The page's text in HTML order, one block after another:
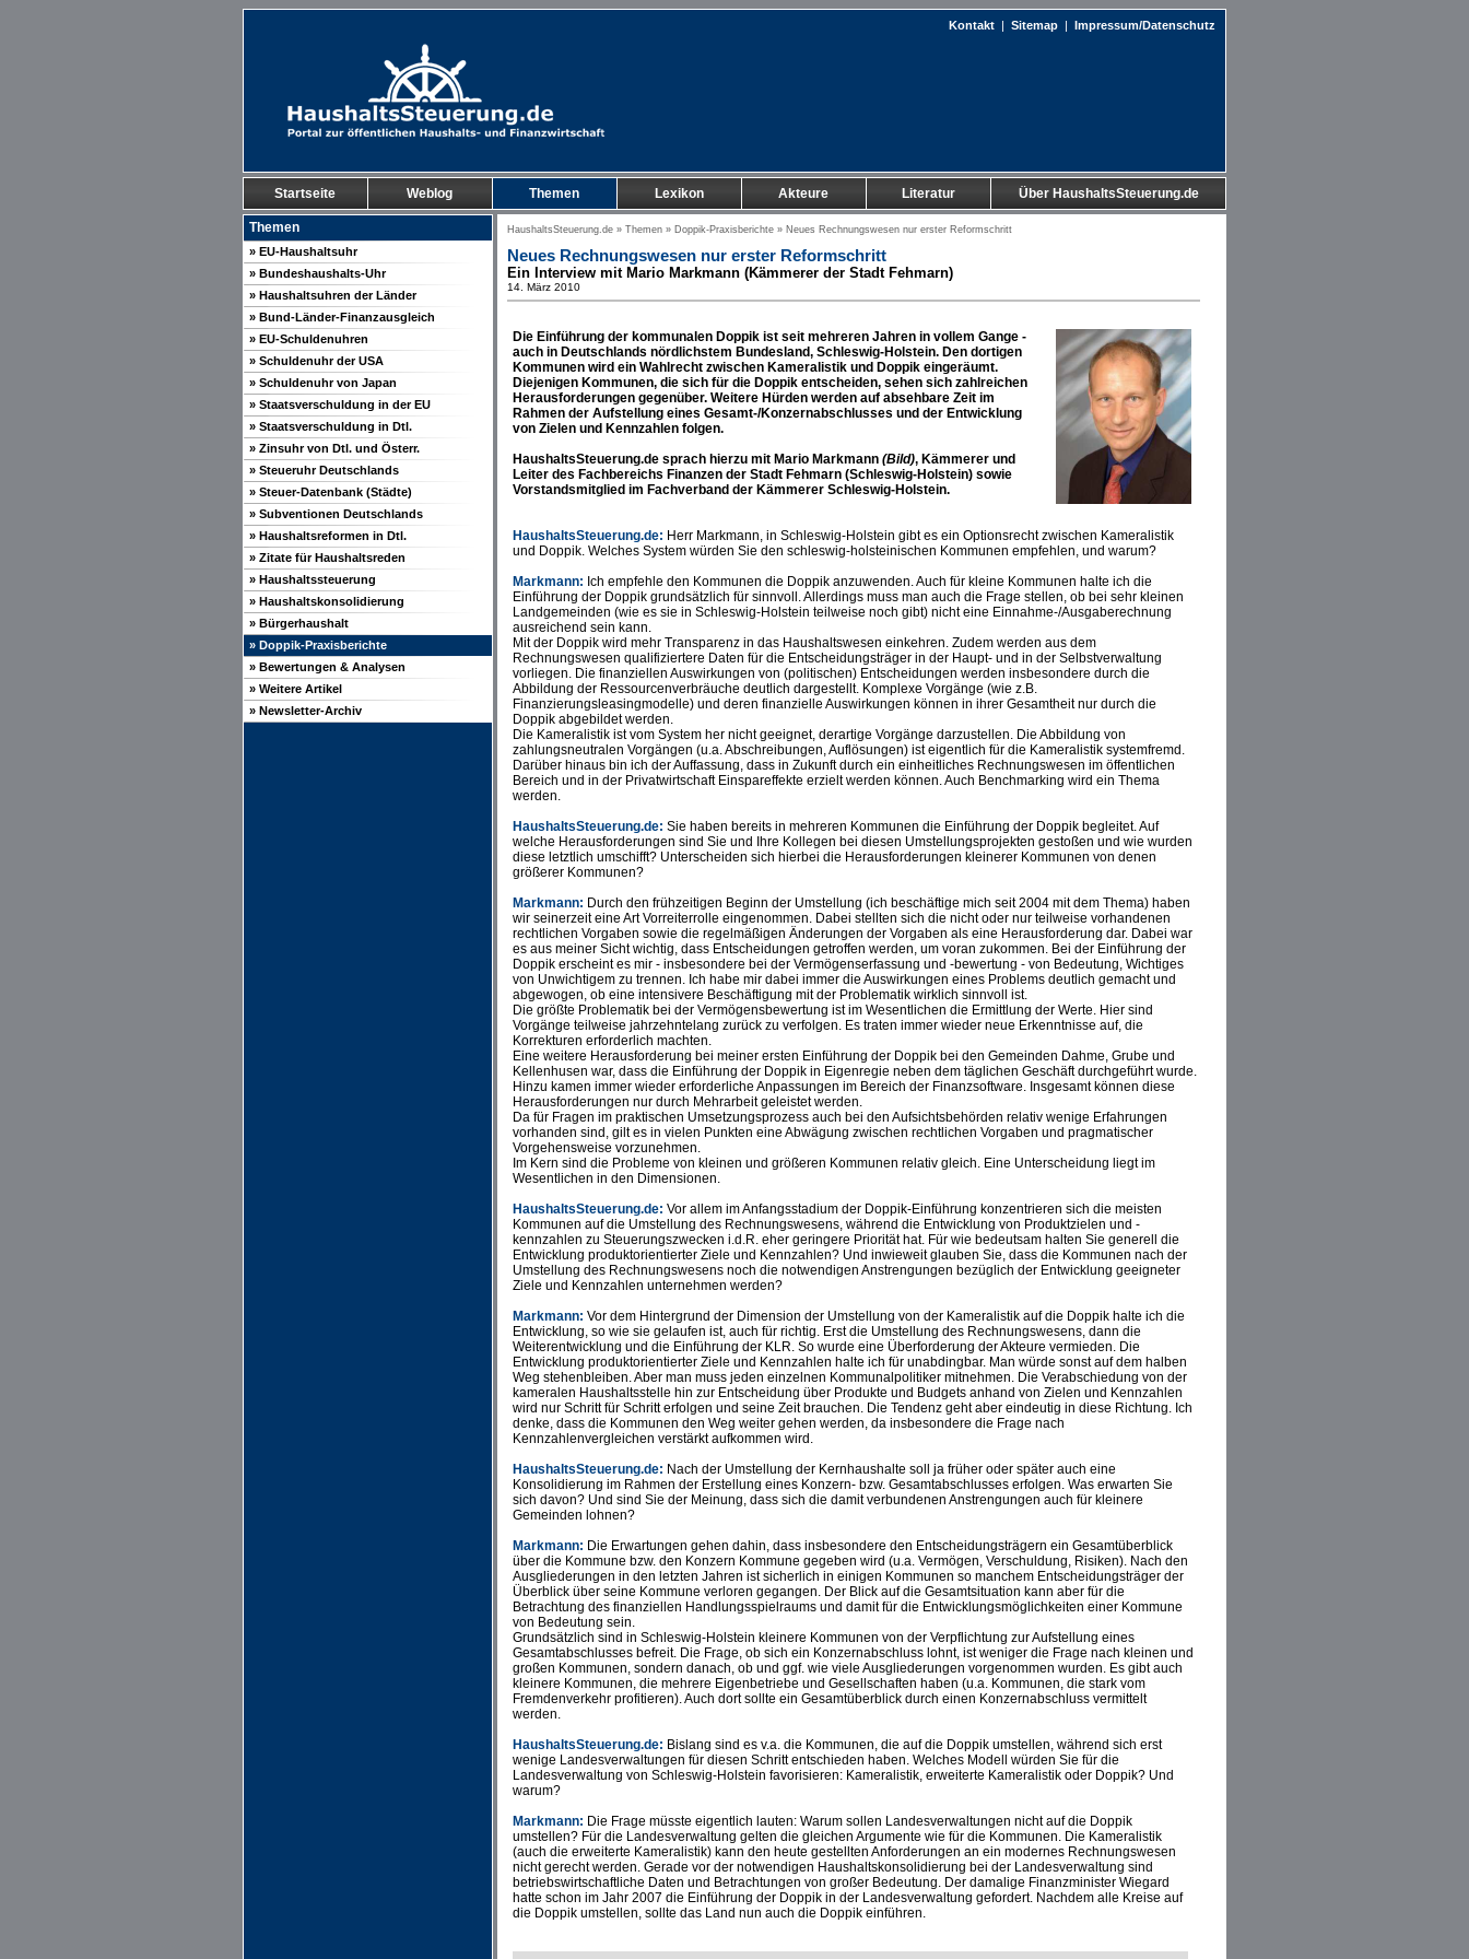
Kontakt | Sitemap | Impressum/Datenschutz
Startseite Weblog Themen Lexikon Akteure Literatur Über HaushaltsSteuerung.de
Themen
» EU-Haushaltsuhr
» Bundeshaushalts-Uhr
» Haushaltsuhren der Länder
» Bund-Länder-Finanzausgleich
» EU-Schuldenuhren
» Schuldenuhr der USA
» Schuldenuhr von Japan
» Staatsverschuldung in der EU
» Staatsverschuldung in Dtl.
» Zinsuhr von Dtl. und Österr.
» Steueruhr Deutschlands
» Steuer-Datenbank (Städte)
» Subventionen Deutschlands
» Haushaltsreformen in Dtl.
» Zitate für Haushaltsreden
» Haushaltssteuerung
» Haushaltskonsolidierung
» Bürgerhaushalt
» Doppik-Praxisberichte
» Bewertungen & Analysen
» Weitere Artikel
» Newsletter-Archiv
HaushaltsSteuerung.de » Themen » Doppik-Praxisberichte » Neues Rechnungswesen nur erster Reformschritt
Neues Rechnungswesen nur erster Reformschritt
Ein Interview mit Mario Markmann (Kämmerer der Stadt Fehmarn)
14. März 2010
Die Einführung der kommunalen Doppik ist seit mehreren Jahren in vollem Gange -
auch in Deutschlands nördlichstem Bundesland, Schleswig-Holstein. Den dortigen
Kommunen wird ein Wahlrecht zwischen Kameralistik und Doppik eingeräumt.
Diejenigen Kommunen, die sich für die Doppik entscheiden, sehen sich zahlreichen
Herausforderungen gegenüber. Weitere Hürden werden auf absehbare Zeit im
Rahmen der Aufstellung eines Gesamt-/Konzernabschlusses und der Entwicklung
von Zielen und Kennzahlen folgen.
HaushaltsSteuerung.de sprach hierzu mit Mario Markmann (Bild), Kämmerer und
Leiter des Fachbereichs Finanzen der Stadt Fehmarn (Schleswig-Holstein) sowie
Vorstandsmitglied im Fachverband der Kämmerer Schleswig-Holstein.
HaushaltsSteuerung.de: Herr Markmann, in Schleswig-Holstein gibt es ein Optionsrecht zwischen Kameralistik
und Doppik. Welches System würden Sie den schleswig-holsteinischen Kommunen empfehlen, und warum?
Markmann: Ich empfehle den Kommunen die Doppik anzuwenden. Auch für kleine Kommunen halte ich die
Einführung der Doppik grundsätzlich für sinnvoll. Allerdings muss man auch die Frage stellen, ob bei sehr kleinen
Landgemeinden (wie es sie in Schleswig-Holstein teilweise noch gibt) nicht eine Einnahme-/Ausgaberechnung
ausreichend sein kann.
Mit der Doppik wird mehr Transparenz in das Haushaltswesen einkehren. Zudem werden aus dem
Rechnungswesen qualifiziertere Daten für die Entscheidungsträger in der Haupt- und in der Selbstverwaltung
vorliegen. Die finanziellen Auswirkungen von (politischen) Entscheidungen werden insbesondere durch die
Abbildung der Ressourcenverbräuche deutlich dargestellt. Komplexe Vorgänge (wie z.B.
Finanzierungsleasingmodelle) und deren finanzielle Auswirkungen können in ihrer Gesamtheit nur durch die
Doppik abgebildet werden.
Die Kameralistik ist vom System her nicht geeignet, derartige Vorgänge darzustellen. Die Abbildung von
zahlungsneutralen Vorgängen (u.a. Abschreibungen, Auflösungen) ist eigentlich für die Kameralistik systemfremd.
Darüber hinaus bin ich der Auffassung, dass in Zukunft durch ein einheitliches Rechnungswesen im öffentlichen
Bereich und in der Privatwirtschaft Einspareffekte erzielt werden können. Auch Benchmarking wird ein Thema
werden.
HaushaltsSteuerung.de: Sie haben bereits in mehreren Kommunen die Einführung der Doppik begleitet. Auf
welche Herausforderungen sind Sie und Ihre Kollegen bei diesen Umstellungsprojekten gestoßen und wie wurden
diese letztlich umschifft? Unterscheiden sich hierbei die Herausforderungen kleinerer Kommunen von denen
größerer Kommunen?
Markmann: Durch den frühzeitigen Beginn der Umstellung (ich beschäftige mich seit 2004 mit dem Thema) haben
wir seinerzeit eine Art Vorreiterrolle eingenommen. Dabei stellten sich die nicht oder nur teilweise vorhandenen
rechtlichen Vorgaben sowie die regelmäßigen Änderungen der Vorgaben als eine Herausforderung dar. Dabei war
es aus meiner Sicht wichtig, dass Entscheidungen getroffen werden, um voran zukommen. Bei der Einführung der
Doppik erscheint es mir - insbesondere bei der Vermögenserfassung und -bewertung - von Bedeutung, Wichtiges
von Unwichtigem zu trennen. Ich habe mir dabei immer die Auswirkungen eines Problems deutlich gemacht und
abgewogen, ob eine intensivere Beschäftigung mit der Problematik wirklich sinnvoll ist.
Die größte Problematik bei der Vermögensbewertung ist im Wesentlichen die Ermittlung der Werte. Hier sind
Vorgänge teilweise jahrzehntelang zurück zu verfolgen. Es traten immer wieder neue Erkenntnisse auf, die
Korrekturen erforderlich machten.
Eine weitere Herausforderung bei meiner ersten Einführung der Doppik bei den Gemeinden Dahme, Grube und
Kellenhusen war, dass die Einführung der Doppik in Eigenregie neben dem täglichen Geschäft durchgeführt wurde.
Hinzu kamen immer wieder erforderliche Anpassungen im Bereich der Finanzsoftware. Insgesamt können diese
Herausforderungen nur durch Mehrarbeit geleistet werden.
Da für Fragen im praktischen Umsetzungsprozess auch bei den Aufsichtsbehörden relativ wenige Erfahrungen
vorhanden sind, gilt es in vielen Punkten eine Abwägung zwischen rechtlichen Vorgaben und pragmatischer
Vorgehensweise vorzunehmen.
Im Kern sind die Probleme von kleinen und größeren Kommunen relativ gleich. Eine Unterscheidung liegt im
Wesentlichen in den Dimensionen.
HaushaltsSteuerung.de: Vor allem im Anfangsstadium der Doppik-Einführung konzentrieren sich die meisten
Kommunen auf die Umstellung des Rechnungswesens, während die Entwicklung von Produktzielen und -
kennzahlen zu Steuerungszwecken i.d.R. eher geringere Priorität hat. Für wie bedeutsam halten Sie generell die
Entwicklung produktorientierter Ziele und Kennzahlen? Und inwieweit glauben Sie, dass die Kommunen nach der
Umstellung des Rechnungswesens noch die notwendigen Anstrengungen bezüglich der Entwicklung geeigneter
Ziele und Kennzahlen unternehmen werden?
Markmann: Vor dem Hintergrund der Dimension der Umstellung von der Kameralistik auf die Doppik halte ich die
Entwicklung, so wie sie gelaufen ist, auch für richtig. Erst die Umstellung des Rechnungswesens, dann die
Weiterentwicklung und die Einführung der KLR. So wurde eine Überforderung der Akteure vermieden. Die
Entwicklung produktorientierter Ziele und Kennzahlen halte ich für unabdingbar. Man würde sonst auf dem halben
Weg stehenbleiben. Aber man muss jeden einzelnen Kommunalpolitiker mitnehmen. Die Verabschiedung von der
kameralen Haushaltsstelle hin zur Entscheidung über Produkte und Budgets anhand von Zielen und Kennzahlen
wird nur Schritt für Schritt erfolgen und seine Zeit brauchen. Die Tendenz geht aber eindeutig in diese Richtung. Ich
denke, dass die Kommunen den Weg weiter gehen werden, da insbesondere die Frage nach
Kennzahlenvergleichen verstärkt aufkommen wird.
HaushaltsSteuerung.de: Nach der Umstellung der Kernhaushalte soll ja früher oder später auch eine
Konsolidierung im Rahmen der Erstellung eines Konzern- bzw. Gesamtabschlusses erfolgen. Was erwarten Sie
sich davon? Und sind Sie der Meinung, dass sich die damit verbundenen Anstrengungen auch für kleinere
Gemeinden lohnen?
Markmann: Die Erwartungen gehen dahin, dass insbesondere den Entscheidungsträgern ein Gesamtüberblick
über die Kommune bzw. den Konzern Kommune gegeben wird (u.a. Vermögen, Verschuldung, Risiken). Nach den
Ausgliederungen in den letzten Jahren ist sicherlich in einigen Kommunen so manchem Entscheidungsträger der
Überblick über seine Kommune verloren gegangen. Der Blick auf die Gesamtsituation kann aber für die
Betrachtung des finanziellen Handlungsspielraums und damit für die Entwicklungsmöglichkeiten einer Kommune
von Bedeutung sein.
Grundsätzlich sind in Schleswig-Holstein kleinere Kommunen von der Verpflichtung zur Aufstellung eines
Gesamtabschlusses befreit. Die Frage, ob sich ein Konzernabschluss lohnt, ist weniger die Frage nach kleinen und
großen Kommunen, sondern danach, ob und ggf. wie viele Ausgliederungen vorgenommen wurden. Es gibt auch
kleinere Kommunen, die mehrere Eigenbetriebe und Gesellschaften haben (u.a. Kommunen, die stark vom
Fremdenverkehr profitieren). Auch dort sollte ein Gesamtüberblick durch einen Konzernabschluss vermittelt
werden.
HaushaltsSteuerung.de: Bislang sind es v.a. die Kommunen, die auf die Doppik umstellen, während sich erst
wenige Landesverwaltungen für diesen Schritt entschieden haben. Welches Modell würden Sie für die
Landesverwaltung von Schleswig-Holstein favorisieren: Kameralistik, erweiterte Kameralistik oder Doppik? Und
warum?
Markmann: Die Frage müsste eigentlich lauten: Warum sollen Landesverwaltungen nicht auf die Doppik
umstellen? Für die Landesverwaltung gelten die gleichen Argumente wie für die Kommunen. Die Kameralistik
(auch die erweiterte Kameralistik) kann den heute gestellten Anforderungen an ein modernes Rechnungswesen
nicht gerecht werden. Gerade vor der notwendigen Haushaltskonsolidierung bei der Landesverwaltung sind
betriebswirtschaftliche Daten und Betrachtungen von großer Bedeutung. Der damalige Finanzminister Wiegard
hatte schon im Jahr 2007 die Einführung der Doppik in der Landesverwaltung gefordert. Nachdem alle Kreise auf
die Doppik umstellen, sollte das Land nun auch die Doppik einführen.